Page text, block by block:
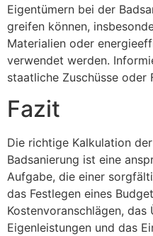
Eigentümern bei der
greifen können,
Materialien oder
verwendet werden.
staatliche Zuschüsse oder
Fazit
Die richtige Kalkulation
Badsanierung ist eine
Aufgabe, die einer
das Festlegen eines
Kostenvoranschlägen, das
Eigenleistungen und das